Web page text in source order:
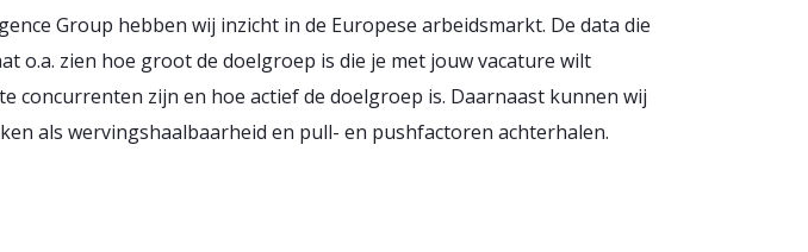
Group hebben wij inzicht in de Europese arbeidsmarkt. De data die
o.a. zien hoe groot de doelgroep is die je met jouw vacature wilt
concurrenten zijn en hoe actief de doelgroep is. Daarnaast kunnen wij
als wervingshaalbaarheid en pull- en pushfactoren achterhalen.